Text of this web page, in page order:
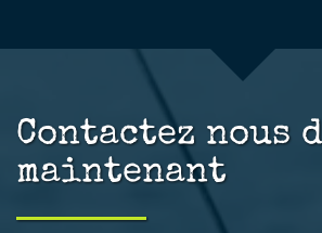
Contactez nous
maintenant